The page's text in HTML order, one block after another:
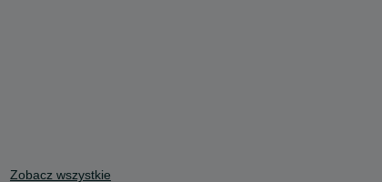
Zobacz wszystkie